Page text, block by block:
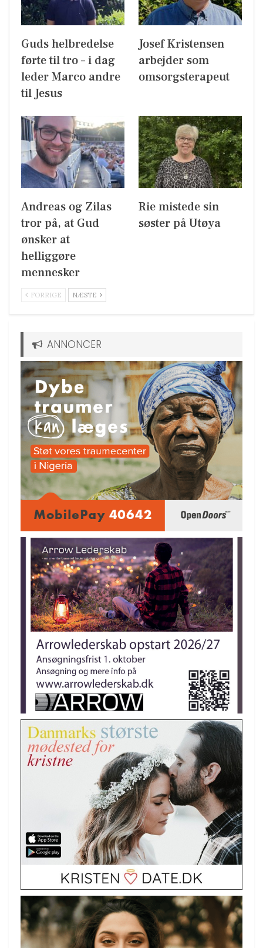
Guds helbredelse
førte til tro – i dag
leder Marco andre
til Jesus
Josef Kristensen
arbejder som
omsorgsterapeut
Andreas og Zilas
tror på, at Gud
ønsker at
helliggøre
mennesker
Rie mistede sin
søster på Utøya
FORRIGE NÆSTE
ANNONCER